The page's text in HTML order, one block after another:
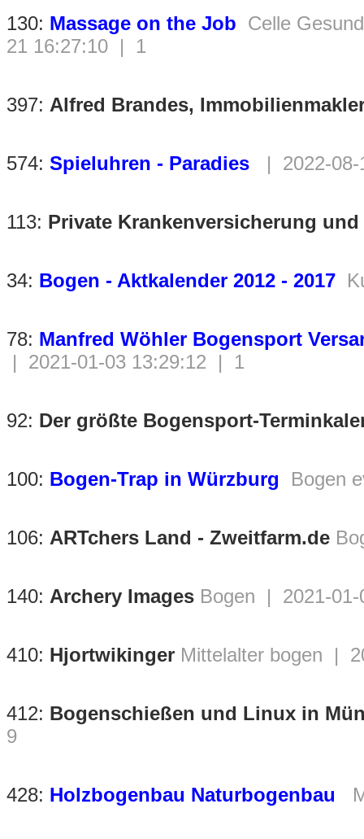
130: Massage on the Job Celle
21 16:27:10 | 1
397: Alfred Brandes,
574: Spieluhren - Paradies | 2022-
113: Private Krankenversicherung und
34: Bogen - Aktkalender 2012 - 2017
78: Manfred Wöhler Bogensport
| 2021-01-03 13:29:12 | 1
92: Der größte Bogensport-
100: Bogen-Trap in Würzburg Bogen
106: ARTchers Land - Zweitfarm.de
140: Archery Images Bogen | 2021-
410: Hjortwikinger Mittelalter bogen |
412: Bogenschießen und Linux in
9
428: Holzbogenbau Naturbogenbau